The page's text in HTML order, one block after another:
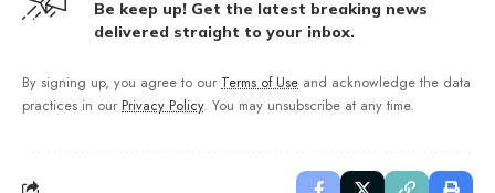
Be keep up! Get the latest breaking news
delivered straight to your inbox.
By signing up, you agree to our Terms of Use and acknowledge the data
practices in our Privacy Policy. You may unsubscribe at any time.